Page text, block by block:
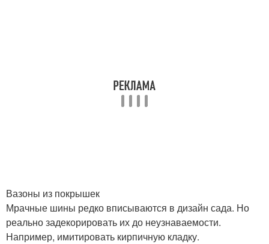
Вазоны из покрышек
Мрачные шины редко вписываются в дизайн сада. Но
реально задекорировать их до неузнаваемости.
Например, имитировать кирпичную кладку.